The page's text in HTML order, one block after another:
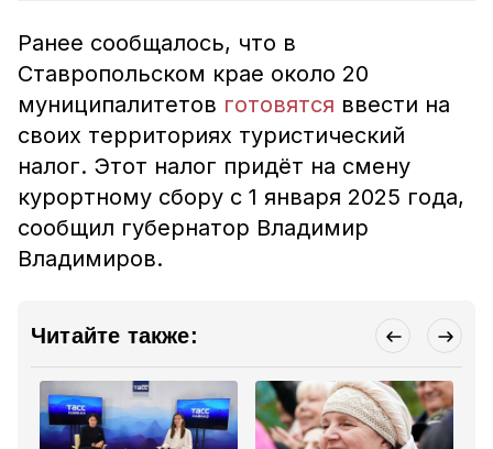
Ранее сообщалось, что в
Ставропольском крае около 20
муниципалитетов готовятся ввести на
своих территориях туристический
налог. Этот налог придёт на смену
курортному сбору с 1 января 2025 года,
сообщил губернатор Владимир
Владимиров.
Читайте также: